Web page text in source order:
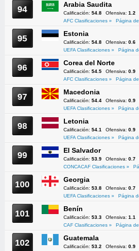
94 Arabia Saudita
Calificación: 54.8 Ofensiva: 1.2
AFC Clasificaciones »
Página
95 Estonia
Calificación: 54.8 Ofensiva: 0.6
UEFA Clasificaciones »
Página
96 Corea del Norte
Calificación: 54.5 Ofensiva: 0.9
AFC Clasificaciones »
Página
97 Macedonia
Calificación: 54.4 Ofensiva: 0.9
UEFA Clasificaciones »
Página
98 Letonia
Calificación: 54.1 Ofensiva: 0.9
UEFA Clasificaciones »
Página
99 El Salvador
Calificación: 53.9 Ofensiva: 0.7
CONCACAF Clasificaciones »
100 Georgia
Calificación: 53.8 Ofensiva: 0.7
UEFA Clasificaciones »
Página
101 Benín
Calificación: 53.3 Ofensiva: 1.1
CAF Clasificaciones »
Página
102 Guatemala
Calificación: 53.2 Ofensiva: 0.9